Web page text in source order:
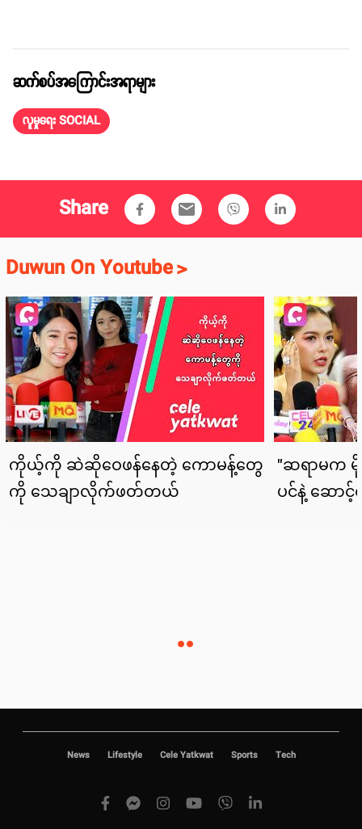
ဆက်စပ်အကြောင်းအရာများ
လူမှုရေး SOCIAL
Share email
Duwun On Youtube>
News Lifestyle Cele Yatkwat Sports Tech